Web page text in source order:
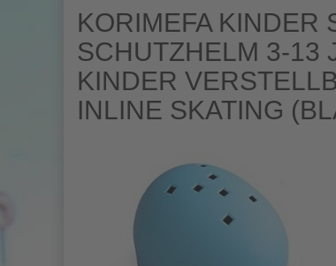
KORIMEFA KINDER
SCHUTZHELM 3-13
KINDER
INLINE SKATING